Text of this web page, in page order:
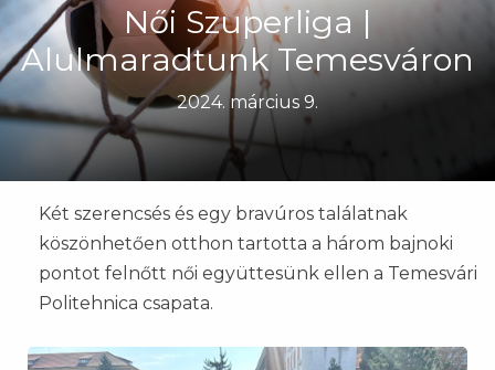
Női Szuperliga |
Alulmaradtunk Temesváron
2024. március 9.
Két szerencsés és egy bravúros találatnak
köszönhetően otthon tartotta a három bajnoki
pontot felnőtt női együttesünk ellen a Temesvári
Politehnica csapata.